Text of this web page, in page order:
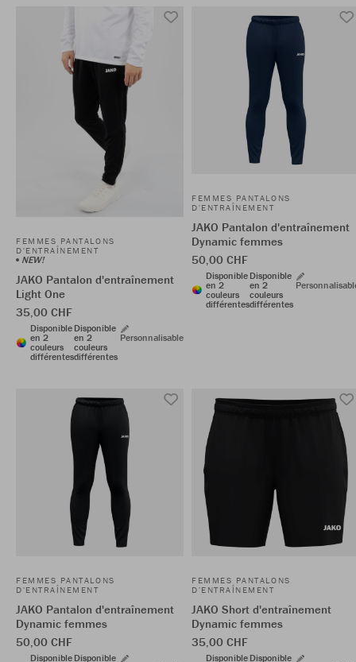
FEMMES PANTALONS
D'ENTRAÎNEMENT
NEW!
JAKO Pantalon d'entraînement
Light One
35,00 CHF
Disponible
en 2
couleurs
différentes
Disponible
en 2
couleurs
différentes
Personnalisable
FEMMES PANTALONS
D'ENTRAÎNEMENT
JAKO Pantalon d'entraînement
Dynamic femmes
50,00 CHF
Disponible
en 2
couleurs
différentes
Disponible
en 2
couleurs
différentes
FEMMES PANTALONS
D'ENTRAÎNEMENT
JAKO Pantalon d'entraînement
Dynamic femmes
50,00 CHF
Disponible Disponible
FEMMES PANTALONS
D'ENTRAÎNEMENT
JAKO Short d'entraînement
Dynamic femmes
35,00 CHF
Disponible Disponible